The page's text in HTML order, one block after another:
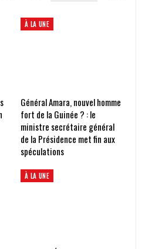
À LA UNE
Général Amara, nouvel homme
fort de la Guinée ? : le
ministre secrétaire général
de la Présidence met fin aux
spéculations
À LA UNE